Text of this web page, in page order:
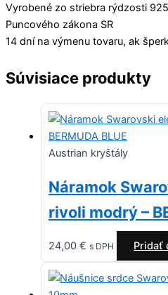
Vyrobené zo striebra rýdzosti
Puncového zákona SR
14 dní na výmenu tovaru, ak
Súvisiace produkty
Austrian kryštály
Náramok
rivoli modrý –
24,00 € s DPH Pridať